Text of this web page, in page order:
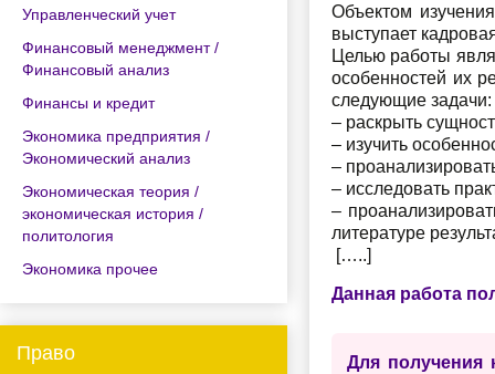
Управленческий учет
Финансовый менеджмент /
Финансовый анализ
Финансы и кредит
Экономика предприятия /
Экономический анализ
Экономическая теория /
экономическая история /
политология
Экономика прочее
Право
Объектом
выступает
Целью работы
особенностей их
следующие задачи:
– раскрыть
– изучить
–
– исследовать
–
литературе
[…..]
Данная работа
Для получения